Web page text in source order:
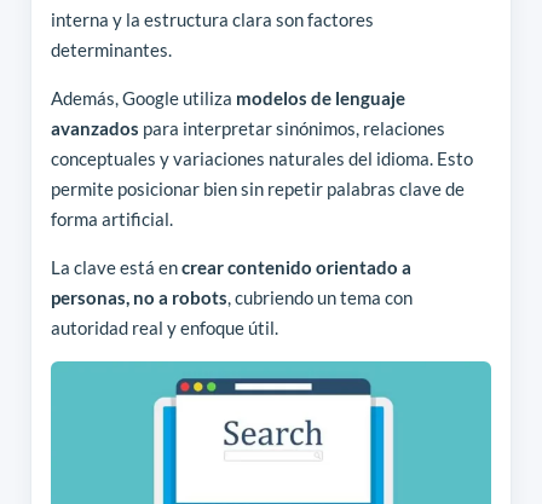
interna y la estructura clara son factores
determinantes.
Además, Google utiliza modelos de lenguaje
avanzados para interpretar sinónimos, relaciones
conceptuales y variaciones naturales del idioma. Esto
permite posicionar bien sin repetir palabras clave de
forma artificial.
La clave está encrear contenido orientado a
personas, no a robots, cubriendo un tema con
autoridad real y enfoque útil.